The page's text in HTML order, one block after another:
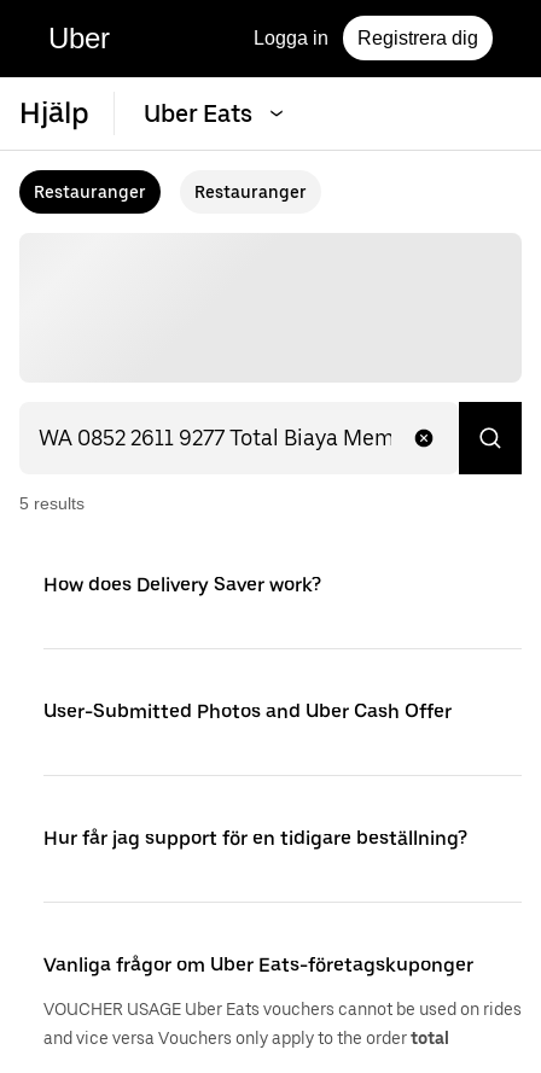
Uber Logga in Registrera dig
Hjälp Uber Eats
Restauranger Restauranger
5 results
How does Delivery Saver work?
User-Submitted Photos and Uber Cash Offer
Hur får jag support för en tidigare beställning?
Vanliga frågor om Uber Eats-företagskuponger
VOUCHER USAGE Uber Eats vouchers cannot be used on rides
and vice versa Vouchers only apply to the ordertotal